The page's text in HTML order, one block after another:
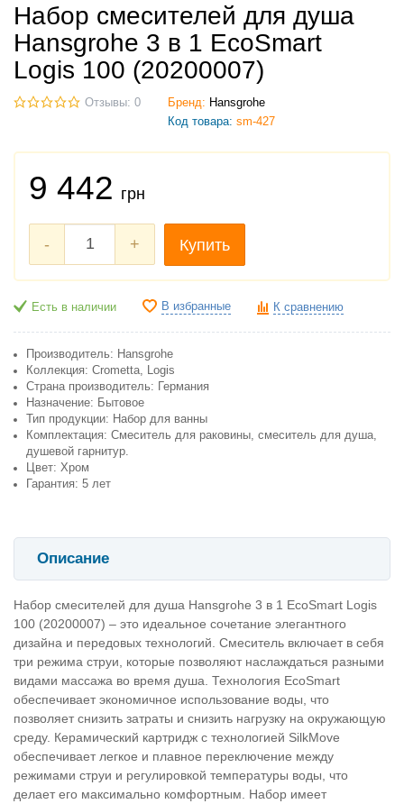
Набор смесителей для душа
Hansgrohe 3 в 1 EcoSmart
Logis 100 (20200007)
Отзывы: 0 Бренд: Hansgrohe
Код товара: sm-427
9 442 грн
- + Купить
Есть в наличии В избранные К сравнению
Производитель: Hansgrohe
Коллекция: Crometta, Logis
Cтрана производитель: Германия
Назначение: Бытовое
Тип продукции: Набор для ванны
Комплектация: Смеситель для раковины, смеситель для душа,
душевой гарнитур.
Цвет: Хром
Гарантия: 5 лет
Описание
Набор смесителей для душа Hansgrohe 3 в 1 EcoSmart Logis
100 (20200007) – это идеальное сочетание элегантного
дизайна и передовых технологий. Смеситель включает в себя
три режима струи, которые позволяют наслаждаться разными
видами массажа во время душа. Технология EcoSmart
обеспечивает экономичное использование воды, что
позволяет снизить затраты и снизить нагрузку на окружающую
среду. Керамический картридж с технологией SilkMove
обеспечивает легкое и плавное переключение между
режимами струи и регулировкой температуры воды, что
делает его максимально комфортным. Набор имеет